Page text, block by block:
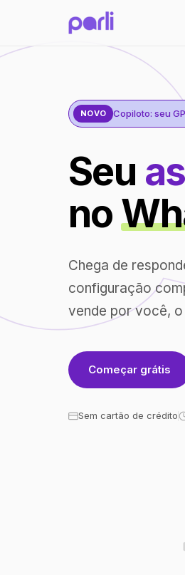
NOVO Copiloto: seu
Seu
no
Chega de
configuração
vende por você,
Começar grátis
Sem cartão de crédito